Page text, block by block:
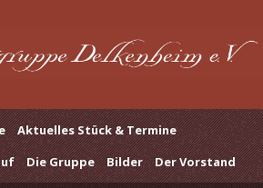
Aktuelles Stück & Termine
Die Gruppe Bilder Der Vorstand